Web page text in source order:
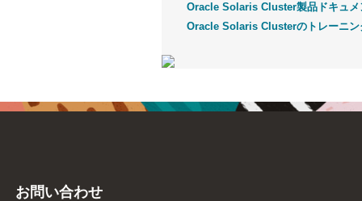
Oracle Solaris Cluster製品ドキュメ
Oracle Solaris Clusterのトレーニン
お問い合わせ